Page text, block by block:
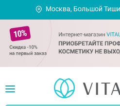
Москва, Большой